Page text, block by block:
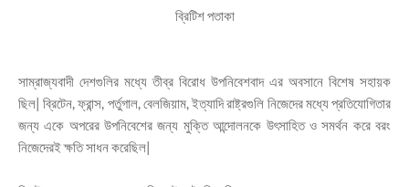
ব্রিটিশ পতাকা
সাম্রাজ্যবাদী দেশগুলির মধ্যে তীব্র বিরোধ উপনিবেশবাদ এর অবসানে বিশেষ সহায়ক
ছিল| ব্রিটেন, ফ্রান্স, পর্তুগাল, বেলজিয়াম, ইত্যাদি রাষ্ট্রগুলি নিজেদের মধ্যে প্রতিযোগিতার
জন্য একে অপরের উপনিবেশের জন্য মুক্তি আন্দোলনকে উৎসাহিত ও সমর্থন করে বরং
নিজেদেরই ক্ষতি সাধন করেছিল|